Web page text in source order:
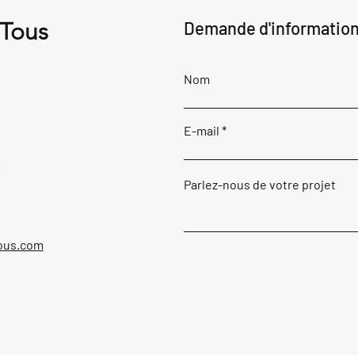
Demande
Nom
E-mail
Parlez-nous de votre projet